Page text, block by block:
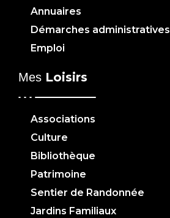
Annuaires
Démarches administratives
Emploi
Mes Loisirs
Associations
Culture
Bibliothèque
Patrimoine
Sentier de Randonnée
Jardins Familiaux